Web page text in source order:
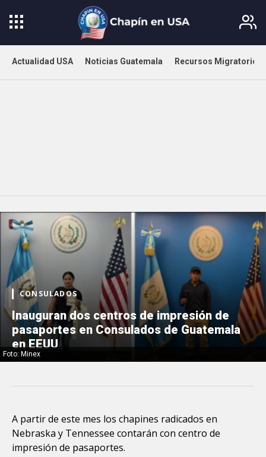
Actualidad USA Noticias Guatemala Recursos Migratorios
Foto: Minex
CONSULADOS
Inauguran dos centros de impresión de
pasaportes en Consulados de Guatemala
en EEUU
A partir de este mes los chapines radicados en
Nebraska y Tennessee contarán con centro de
impresión de pasaportes.